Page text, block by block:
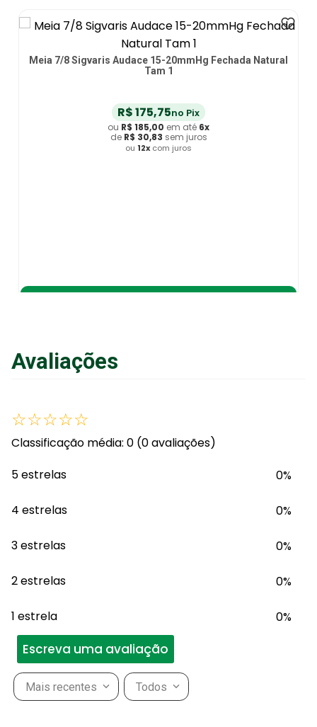
Meia 7/8 Sigvaris Audace 15-20mmHg Fechada Natural
Tam 1
R$175,75no Pix
ou R$ 185,00 em até 6x
de R$ 30,83 sem juros
ou 12x com juros
Avaliações
☆☆☆☆☆
Classificação média: 0 (0 avaliações)
5 estrelas
0%
4 estrelas 0%
3 estrelas 0%
2 estrelas 0%
1 estrela 0%
Escreva uma avaliação
Mais recentes Todos